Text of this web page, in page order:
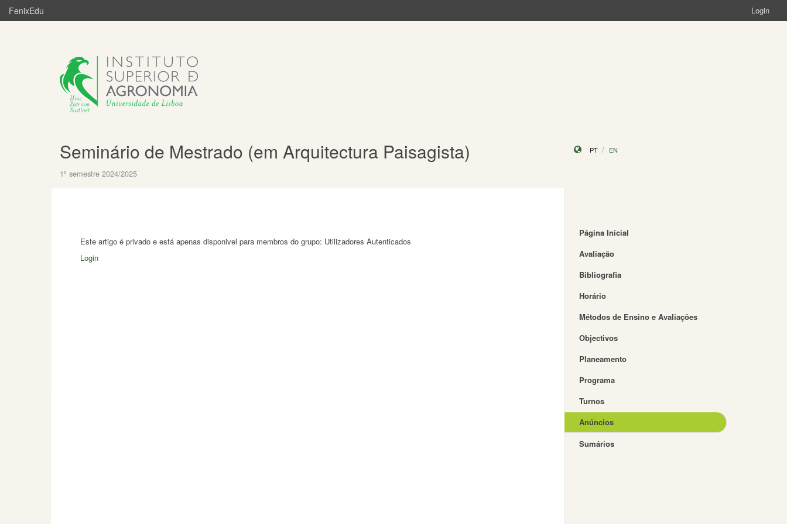
FenixEdu Login
Seminário de Mestrado (em Arquitectura Paisagista)
1º semestre 2024/2025
PT EN
Este artigo é privado e está apenas disponivel para membros do grupo: Utilizadores Autenticados
Login
Página Inicial
Avaliação
Bibliografia
Horário
Métodos de Ensino e Avaliações
Objectivos
Planeamento
Programa
Turnos
Anúncios
Sumários